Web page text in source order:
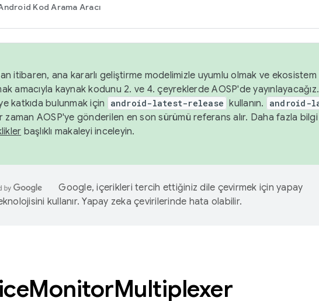
Kod Arama Aracı
itibaren, ana kararlı geliştirme modelimizle uyumlu olmak ve ekosistem
amacıyla kaynak kodunu 2. ve 4. çeyreklerde AOSP'de
katkıda bulunmak için
android-latest-release kullanın. android-
zaman AOSP'ye gönderilen en son sürümü referans alır. Daha fazla
başlıklı makaleyi inceleyin.
Google, içerikleri tercih ettiğiniz dile çevirmek için yapay
kullanır. Yapay zeka çevirilerinde hata olabilir.
MonitorMultiplexer